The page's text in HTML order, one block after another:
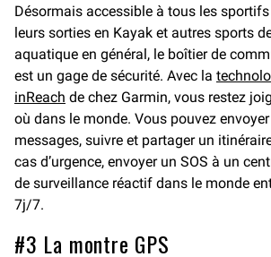
Désormais accessible à tous les
leurs sorties en Kayak et autres sports
aquatique en général, le boîtier de
est un gage de sécurité. Avec la
inReach de chez Garmin, vous restez
où dans le monde. Vous pouvez
messages, suivre et partager un
cas d’urgence, envoyer un SOS à un
de surveillance réactif dans le monde
7j/7.
#3 La montre GPS